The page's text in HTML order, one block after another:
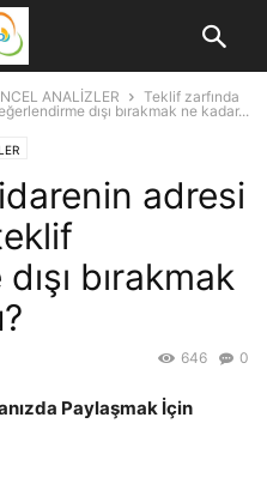
ANALİZLER
Teklif zarfında
dışı bırakmak ne kadar...
adresi
bırakmak
0
646
Paylaşmak İçin